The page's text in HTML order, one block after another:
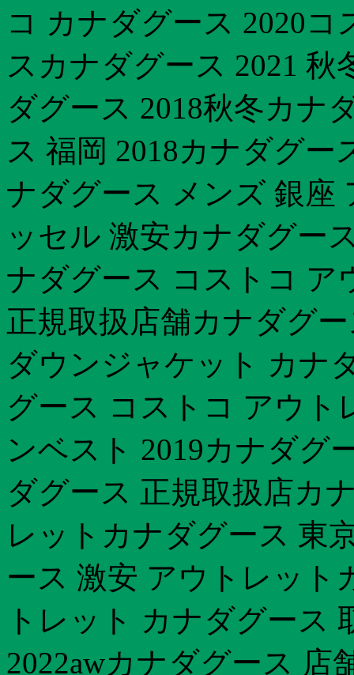
コ カナダグース 2020
スカナダグース 2021 秋
ダグース 2018秋冬カナ
ス 福岡 2018カナダグ
ナダグース メンズ 銀座
ッセル 激安カナダグー
ナダグース コストコ ア
正規取扱店舗カナダグ
ダウンジャケット カナ
グース コストコ アウト
ンベスト 2019カナダグ
ダグース 正規取扱店カ
レットカナダグース 東
ース 激安 アウトレット
トレット カナダグース
2022awカナダグース 店